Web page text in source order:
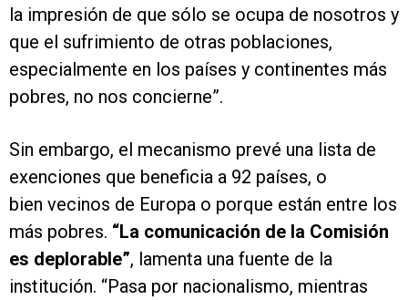
la impresión de que sólo se ocupa de nosotros y
que el sufrimiento de otras poblaciones,
especialmente en los países y continentes más
pobres, no nos concierne”.
Sin embargo, el mecanismo prevé una lista de
exenciones que beneficia a 92 países, o
bien vecinos de Europa o porque están entre los
más pobres. “La comunicación de la Comisión
es deplorable”, lamenta una fuente de la
institución. “Pasa por nacionalismo, mientras